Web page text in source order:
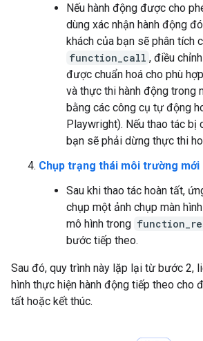
Nếu hành động được cho
dùng xác nhận hành động
khách của bạn sẽ phân tích
function_call , điều
được chuẩn hoá cho phù
và thực thi hành động trong
bằng các công cụ tự động
Playwright). Nếu thao tác bị
bạn sẽ phải dừng thực thi
Chụp trạng thái môi trường mới
Sau khi thao tác hoàn tất,
chụp một ảnh chụp màn
mô hình trong
bước tiếp theo.
Sau đó, quy trình này lặp lại từ bước 2,
hình thực hiện hành động tiếp theo cho
tất hoặc kết thúc.